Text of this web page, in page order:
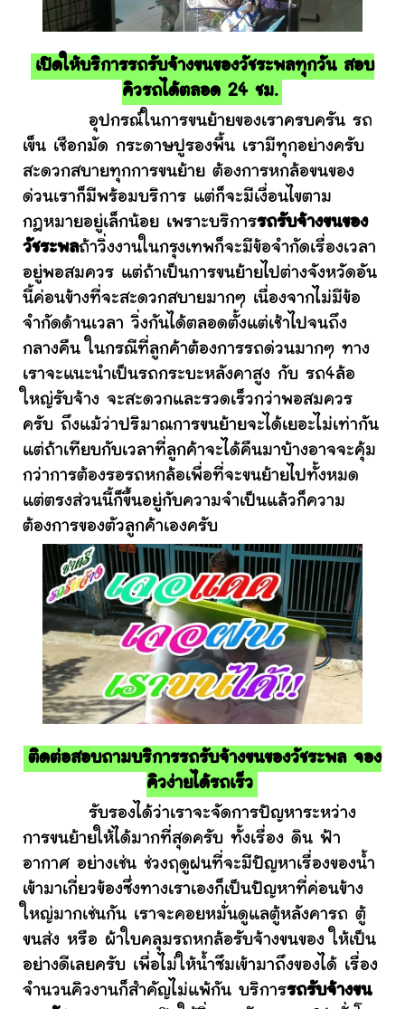
เปิดให้บริการรถรับจ้างขนของวัชระพลทุกวัน สอบ
คิวรถได้ตลอด 24 ชม.
อุปกรณ์ในการขนย้ายของเราครบครัน รถ
เข็น เชือกมัด กระดาษปูรองพื้น เรามีทุกอย่างครับ
สะดวกสบายทุกการขนย้าย ต้องการหกล้อขนของ
ด่วนเราก็มีพร้อมบริการ แต่ก็จะมีเงื่อนไขตาม
กฎหมายอยู่เล็กน้อย เพราะบริการรถรับจ้างขนของ
วัชระพลถ้าวิ่งงานในกรุงเทพก็จะมีข้อจำกัดเรื่องเวลา
อยู่พอสมควร แต่ถ้าเป็นการขนย้ายไปต่างจังหวัดอัน
นี้ค่อนข้างที่จะสะดวกสบายมากๆ เนื่องจากไม่มีข้อ
จำกัดด้านเวลา วิ่งกันได้ตลอดตั้งแต่เช้าไปจนถึง
กลางคืน ในกรณีที่ลูกค้าต้องการรถด่วนมากๆ ทาง
เราจะแนะนำเป็นรถกระบะหลังคาสูง กับ รถ4ล้อ
ใหญ่รับจ้าง จะสะดวกและรวดเร็วกว่าพอสมควร
ครับ ถึงแม้ว่าปริมาณการขนย้ายจะได้เยอะไม่เท่ากัน
แต่ถ้าเทียบกับเวลาที่ลูกค้าจะได้คืนมาบ้างอาจจะคุ้ม
กว่าการต้องรอรถหกล้อเพื่อที่จะขนย้ายไปทั้งหมด
แต่ตรงส่วนนี้ก็ขึ้นอยู่กับความจำเป็นแล้วก็ความ
ต้องการของตัวลูกค้าเองครับ
ติดต่อสอบถามบริการรถรับจ้างขนของวัชระพล จอง
คิวง่ายได้รถเร็ว
รับรองได้ว่าเราจะจัดการปัญหาระหว่าง
การขนย้ายให้ได้มากที่สุดครับ ทั้งเรื่อง ดิน ฟ้า
อากาศ อย่างเช่น ช่วงฤดูฝนที่จะมีปัญหาเรื่องของน้ำ
เข้ามาเกี่ยวข้องซึ่งทางเราเองก็เป็นปัญหาที่ค่อนข้าง
ใหญ่มากเช่นกัน เราจะคอยหมั่นดูแลตู้หลังคารถ ตู้
ขนส่ง หรือ ผ้าใบคลุมรถหกล้อรับจ้างขนของ ให้เป็น
อย่างดีเลยครับ เพื่อไม่ให้น้ำซึมเข้ามาถึงของได้ เรื่อง
จำนวนคิวงานก็สำคัญไม่แพ้กัน บริการรถรับจ้างขน